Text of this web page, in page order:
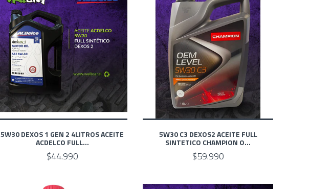
5W30 DEXOS 1 GEN 2 4LITROS ACEITE
ACDELCO FULL...
$44.990
5W30 C3 DEXOS2 ACEITE FULL
SINTETICO CHAMPION O...
$59.990